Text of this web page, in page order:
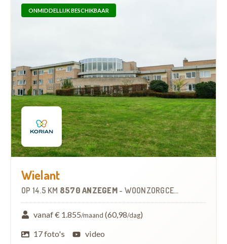
ONMIDDELLIJK BESCHIKBAAR
Wielant
OP 14.5 KM 8570 ANZEGEM - WOONZORGCENTRUM (WZC)
vanaf € 1.855/maand (60,98/dag)
17 foto's
video